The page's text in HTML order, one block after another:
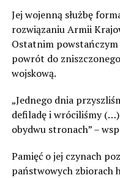
Jej wojenną służbę
rozwiązaniu Armii
Ostatnim powstańczym
powrót do
wojskową.
„Jednego dnia
defiladę i wróciliśmy (…)
obydwu stronach” –
Pamięć o jej czynach
państwowych zbiorach